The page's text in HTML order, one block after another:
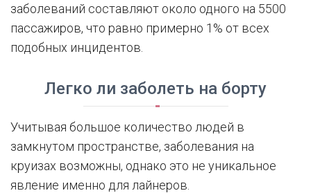
заболеваний составляют около одного на 5500
пассажиров, что равно примерно 1% от всех
подобных инцидентов.
Легко ли заболеть на борту
Учитывая большое количество людей в
замкнутом пространстве, заболевания на
круизах возможны, однако это не уникальное
явление именно для лайнеров.